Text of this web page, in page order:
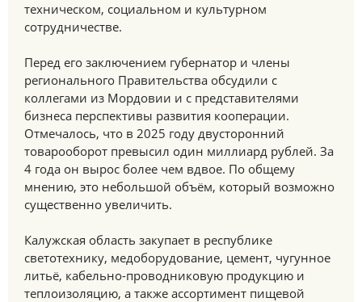
техническом, социальном и культурном
сотрудничестве.
Перед его заключением губернатор и члены
регионального Правительства обсудили с
коллегами из Мордовии и с представителями
бизнеса перспективы развития кооперации.
Отмечалось, что в 2025 году двусторонний
товарооборот превысил один миллиард рублей. За
4 года он вырос более чем вдвое. По общему
мнению, это небольшой объём, который возможно
существенно увеличить.
Калужская область закупает в республике
светотехнику, медоборудование, цемент, чугунное
литьё, кабельно-проводниковую продукцию и
теплоизоляцию, а также ассортимент пищевой